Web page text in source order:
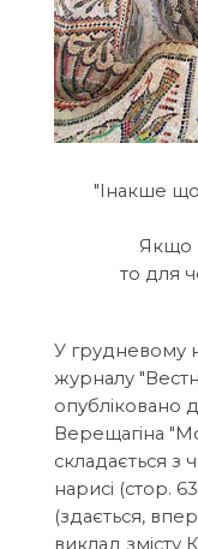
"Інакше що
Якщо
то для
У грудневому
журналу
опубліковано
Верещагіна
складається з
нарисі (стор.
(здається,
виклад